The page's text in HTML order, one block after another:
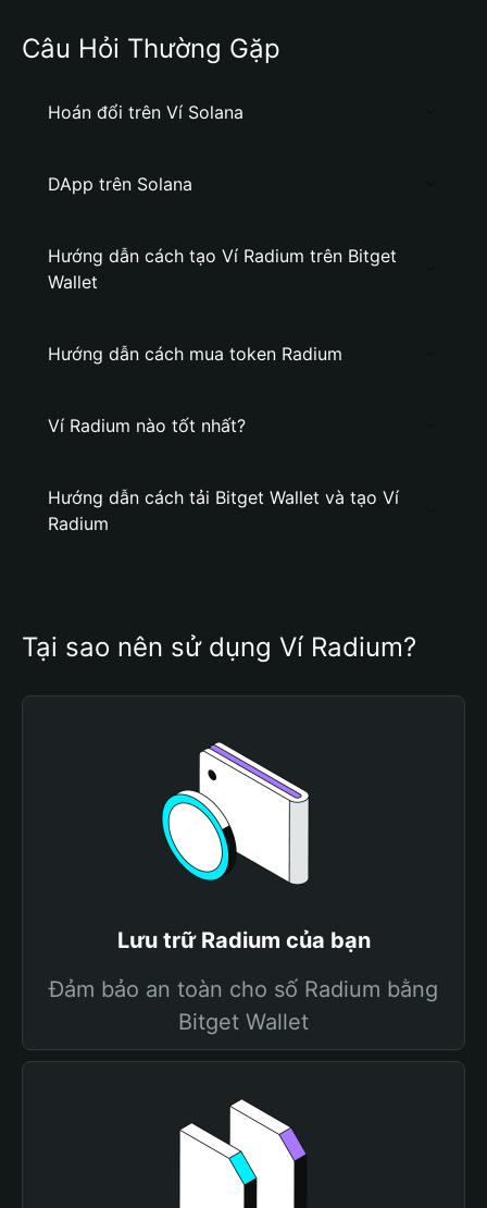
Câu Hỏi Thường Gặp
Hoán đổi trên Ví Solana
DApp trên Solana
Hướng dẫn cách tạo Ví Radium trên Bitget
Wallet
Hướng dẫn cách mua token Radium
Ví Radium nào tốt nhất?
Hướng dẫn cách tải Bitget Wallet và tạo Ví
Radium
Tại sao nên sử dụng Ví Radium?
Lưu trữ Radium của bạn
Đảm bảo an toàn cho số Radium bằng
Bitget Wallet